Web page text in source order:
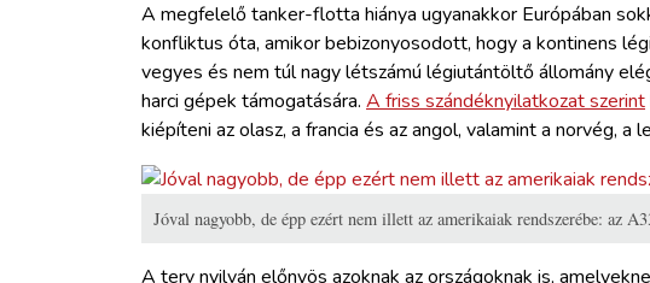
A megfelelő tanker-flotta hiánya ugyanakkor Európában
konfliktus óta, amikor bebizonyosodott, hogy a kontinens
vegyes és nem túl nagy létszámú légiutántöltő állomány
harci gépek támogatására. A friss szándéknyilatkozat szerint
kiépíteni az olasz, a francia és az angol, valamint a norvég, a
Jóval nagyobb, de épp ezért nem illett az amerikaiak rendszerébe: az
A terv nyilván előnyös azoknak az országoknak is,